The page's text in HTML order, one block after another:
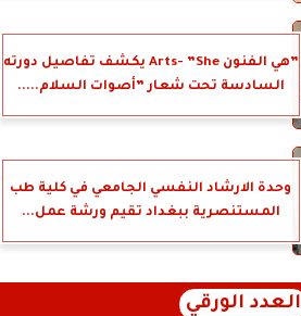
”هي الفنون Arts- ”She يكشف تفاصيل دورته
السادسة تحت شعار ”أصوات السلام.....
وحدة الارشاد النفسي الجامعي في كلية طب
المستنصرية ببغداد تقيم ورشة عمل...
العدد الورقي